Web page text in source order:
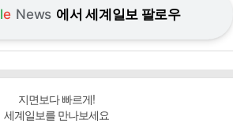
le News 에서 세계일보 팔로우
지면보다 빠르게!
세계일보를 만나보세요